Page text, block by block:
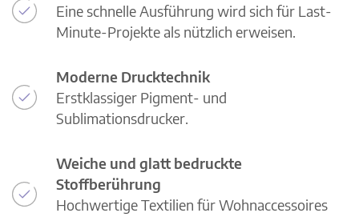
Eine schnelle Ausführung wird sich für Last-
Minute-Projekte als nützlich erweisen.
Moderne Drucktechnik
Erstklassiger Pigment- und
Sublimationsdrucker.
Weiche und glatt bedruckte
Stoffberührung
Hochwertige Textilien für Wohnaccessoires